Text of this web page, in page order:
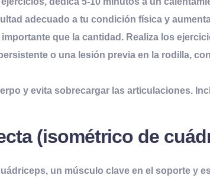
adecuado a tu condición física y
que la cantidad. Realiza los
o una lesión previa en la rodilla,
y evita sobrecargar las articulaciones.
(isométrico de
un músculo clave en el soporte y